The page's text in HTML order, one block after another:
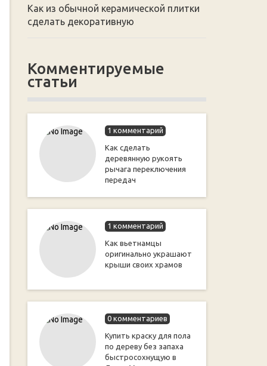
Как из обычной керамической плитки
сделать декоративную
Комментируемые
статьи
1 комментарий
Как сделать
деревянную рукоять
рычага переключения
передач
1 комментарий
Как вьетнамцы
оригинально украшают
крыши своих храмов
0 комментариев
Купить краску для пола
по дереву без запаха
быстросохнущую в